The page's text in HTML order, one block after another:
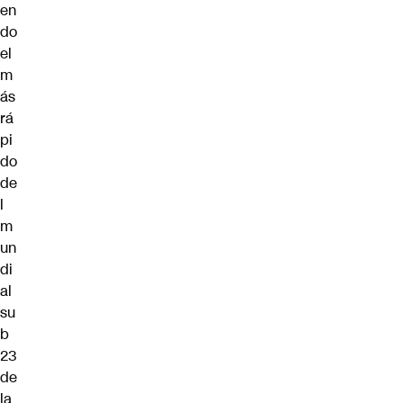
en
do
el
m
ás
rá
pi
do
de
l
m
un
di
al
su
b
23
de
la